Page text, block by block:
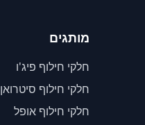
מותגים
חלקי חילוף פיג'ו
חלקי חילוף סיטרואן
חלקי חילוף אופל